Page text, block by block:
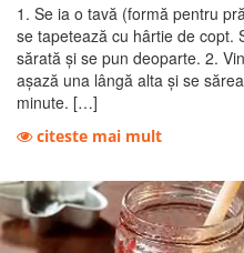
1. Se ia o tavă (formă pentru
se tapetează cu hârtie de copt.
sărată şi se pun deoparte. 2.
aşază una lângă alta şi se
minute. […]
citeste mai mult